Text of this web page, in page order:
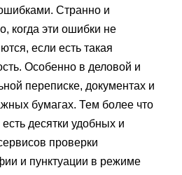
Странно и
когда эти ошибки не
если есть такая
Особенно в деловой и
переписке, документах и
бумагах. Тем более что
есть десятки удобных и
проверки
и пунктуации в режиме